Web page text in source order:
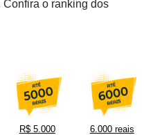
o ranking dos
R$ 5.000 6.000 reais